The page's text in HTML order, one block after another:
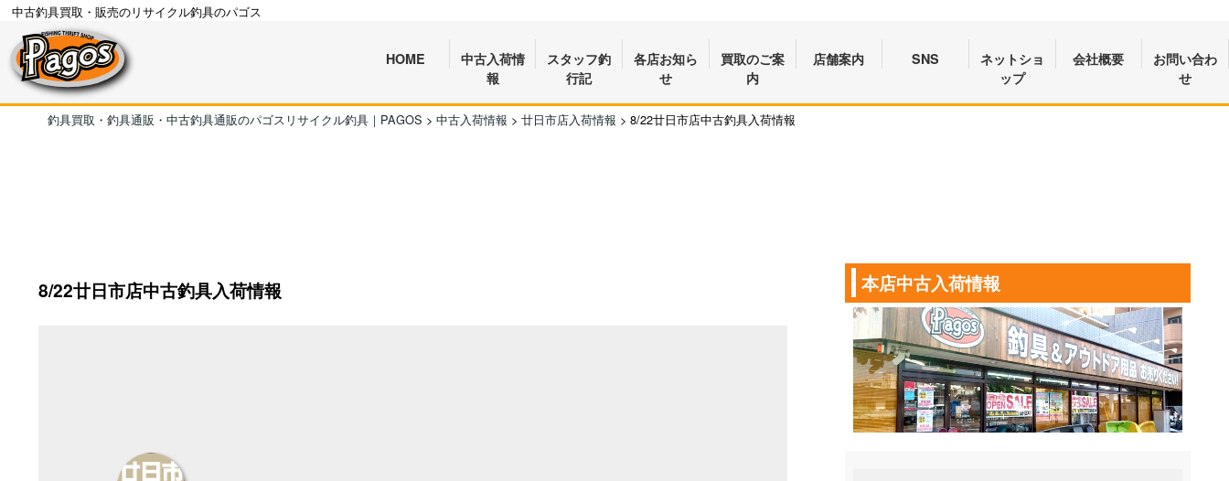
中古釣具買取・販売のリサイクル釣具のパゴス
HOME
中古入荷情
報
スタッフ釣
行記
各店お知ら
せ
買取のご案
内
店舗案内 SNS
ネットショ
ップ
会社概要
お問い合わ
せ
釣具買取・釣具通販・中古釣具通販のパゴスリサイクル釣具｜PAGOS > 中古入荷情報 > 廿日市店入荷情報 > 8/22廿日市店中古釣具入荷情報
8/22廿日市店中古釣具入荷情報 本店中古入荷情報